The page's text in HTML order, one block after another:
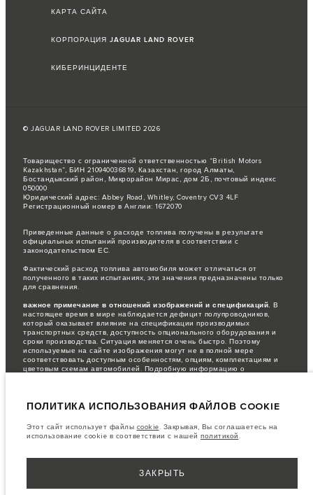
КАРТА САЙТА
КОРПОРАЦИЯ JAGUAR LAND ROVER
КИБЕРИНЦИДЕНТЕ
© JAGUAR LAND ROVER LIMITED 2026
Товарищество с ограниченной ответственностью “British Motors
Kazakhstan”, БИН 210940036819, Казахстан, город Алматы,
Бостандыкский район, Микрорайон Мирас, дом 2Б, почтовый индекс
050000
Юридический адрес: Abbey Road, Whitley, Coventry CV3 4LF
Регистрационный номер в Англии: 1672070
Приведенные данные о расходе топлива получены в результате
официальных испытаний производителя в соответствии с
законодательством ЕС.
Фактический расход топлива автомобиля может отличаться от
полученного в таких испытаниях, эти значения предназначены только
для сравнения.
важное примечание в отношений изображений и спецификаций. В
настоящее время в мире наблюдается дефицит полупроводников,
который оказывает влияние на спецификации производимых
транспортных средств, доступность опционального оборудования и
сроки производства. Ситуация меняется очень быстро. Поэтому
используемые на сайте изображения могут не в полной мере
соответствовать доступным особенностям, опциям, комплектациям и
цветовым схемам автомобилей. Подробную информацию о
веб-сайте указаны для европейских комплектаций автомобилей. Они
предварительного уведомления. Некоторые автомобили показаны с
дополнительным оборудованием, которое может быть недоступно для
некоторых рынков. Пожалуйста, свяжитесь с местным дилером, чтобы
Указанные цены включают налог на добавленную стоимость (НДС).
Цены действительны только для моделей 2022 года.
ПОЛИТИКА ИСПОЛЬЗОВАНИЯ ФАЙЛОВ COOKIE
Этот сайт использует файлы cookie. Закрывая, Вы соглашаетесь на
использование cookie в соответствии с нашей политикой.
ЗАКРЫТЬ